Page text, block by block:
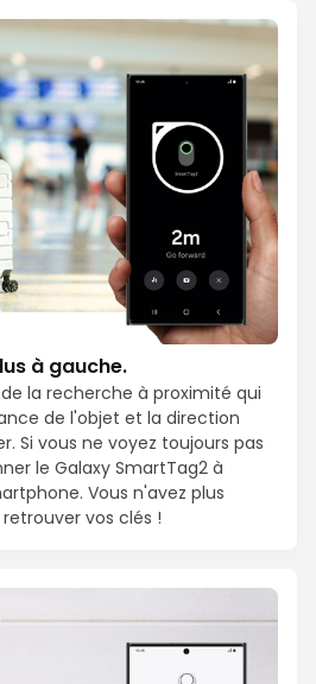
à gauche.
la recherche à proximité qui
de l'objet et la direction
Si vous ne voyez toujours pas
le Galaxy SmartTag2 à
Vous n'avez plus
vos clés !